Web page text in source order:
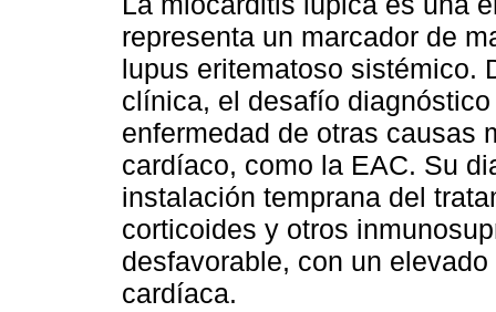
representa un marcador de
lupus eritematoso sistémico.
clínica, el desafío
enfermedad de otras causas
cardíaco, como la EAC. Su
instalación temprana del
corticoides y otros
desfavorable, con un
cardíaca.